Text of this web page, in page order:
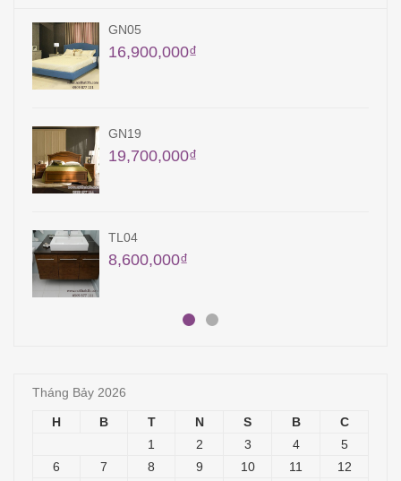
GN05
16,900,000₫
GN19
19,700,000₫
TL04
8,600,000₫
Tháng Bảy 2026
H B T N S B
C
1
2 3 4
5
6
7 8 9 10 11
12